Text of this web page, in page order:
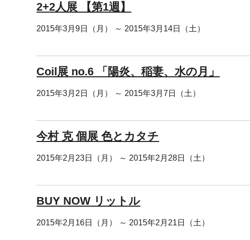
2+2人展 【第1週】
2015年3月9日（月） ～ 2015年3月14日（土）
Coil展 no.6 「陽炎、稲妻、水の月」
2015年3月2日（月） ～ 2015年3月7日（土）
今村 克 個展 色とカタチ
2015年2月23日（月） ～ 2015年2月28日（土）
BUY NOW リットル
2015年2月16日（月） ～ 2015年2月21日（土）